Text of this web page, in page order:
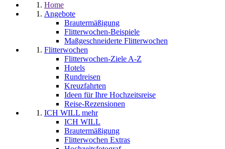
Home
Angebote
Brautermäßigung
Flitterwochen-Beispiele
Maßgeschneiderte Flitterwochen
Flitterwochen
Flitterwochen-Ziele A-Z
Hotels
Rundreisen
Kreuzfahrten
Ideen für Ihre Hochzeitsreise
Reise-Rezensionen
ICH WILL mehr
ICH WILL
Brautermäßigung
Flitterwochen Extras